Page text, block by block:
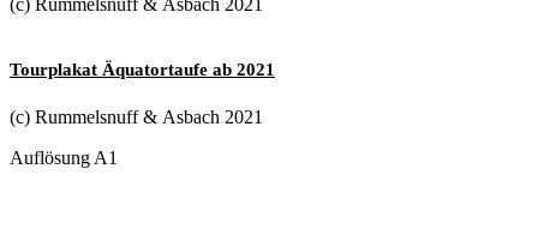
(c) Rummelsnuff & Asbach 2021
Tourplakat Äquatortaufe ab 2021
(c) Rummelsnuff & Asbach 2021
Auflösung A1